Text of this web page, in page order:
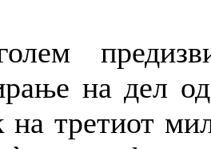
на дел
на третиот